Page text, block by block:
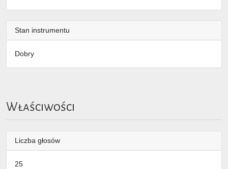
Stan instrumentu
Dobry
Właściwości
Liczba głosów
25